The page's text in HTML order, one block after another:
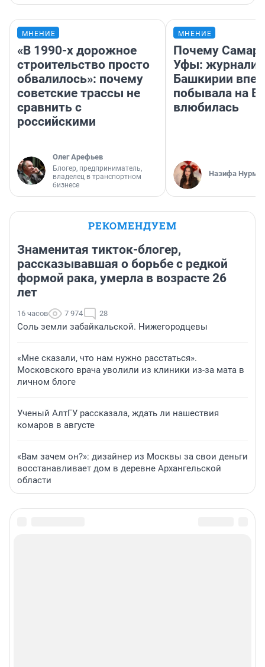
МНЕНИЕ
«В 1990-х дорожное
строительство просто
обвалилось»: почему
советские трассы не
сравнить с
российскими
Олег Арефьев
Блогер, предприниматель,
владелец в транспортном
бизнесе
МНЕНИЕ
Почему
Уфы:
Башкирии
побывала на
влюбилась
Назифа
РЕКОМЕНДУЕМ
Знаменитая тикток-блогер,
рассказывавшая о борьбе с редкой
формой рака, умерла в возрасте 26
лет
16 часов 7 974 28
Соль земли забайкальской. Нижегородцевы
«Мне сказали, что нам нужно расстаться».
Московского врача уволили из клиники из-за мата в
личном блоге
Ученый АлтГУ рассказала, ждать ли нашествия
комаров в августе
«Вам зачем он?»: дизайнер из Москвы за свои деньги
восстанавливает дом в деревне Архангельской
области